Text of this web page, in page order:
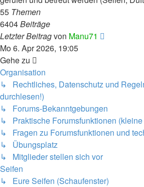
55 Themen
6404Beiträge
Letzter Beitragvon Manu71
Mo 6. Apr 2026, 19:05
Gehe zu
Organisation
↳ Rechtliches, Datenschutz und
durchlesen!)
↳ Forums-Bekanntgebungen
↳ Praktische Forumsfunktionen
↳ Fragen zu Forumsfunktionen und
↳ Übungsplatz
↳ Mitglieder stellen sich vor
Seifen
↳ Eure Seifen (Schaufenster)